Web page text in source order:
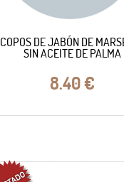
COPOS DE JABÓN DE
SIN ACEITE DE PALMA
8.40€